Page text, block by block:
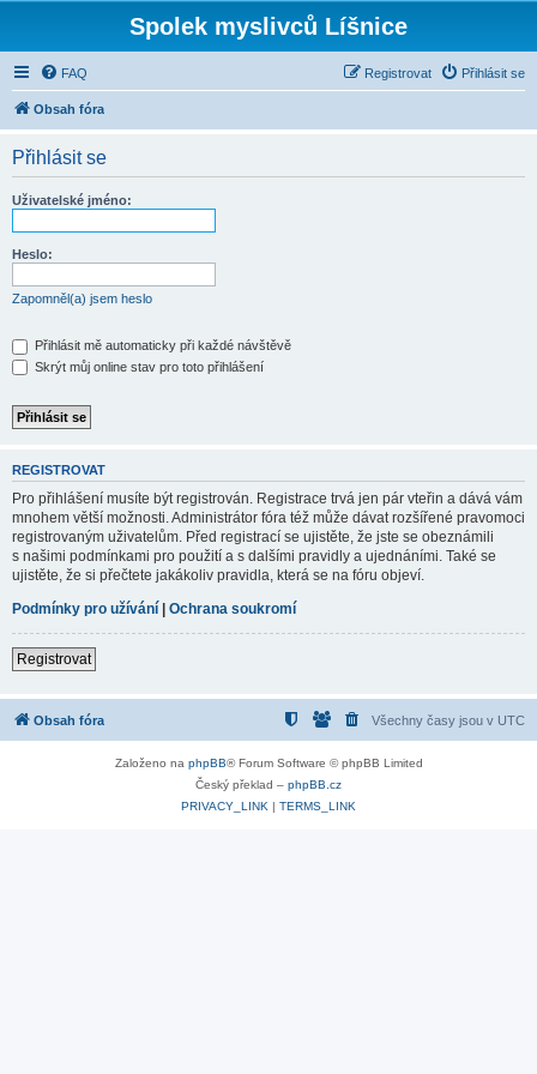
Spolek myslivců Líšnice
FAQ Přihlásit se
Registrovat
Obsah fóra
Přihlásit se
Uživatelské jméno:
Heslo:
Zapomněl(a) jsem heslo
Přihlásit mě automaticky při každé návštěvě
Skrýt můj online stav pro toto přihlášení
REGISTROVAT
Pro přihlášení musíte být registrován. Registrace trvá jen pár vteřin a dává vám
mnohem větší možnosti. Administrátor fóra též může dávat rozšířené pravomoci
registrovaným uživatelům. Před registrací se ujistěte, že jste se obeznámili
s našimi podmínkami pro použití a s dalšími pravidly a ujednáními. Také se
ujistěte, že si přečtete jakákoliv pravidla, která se na fóru objeví.
Podmínky pro užívání | Ochrana soukromí
Registrovat
Obsah fóra Všechny časy jsou v UTC
Založeno na phpBB® Forum Software © phpBB Limited
Český překlad – phpBB.cz
PRIVACY_LINK | TERMS_LINK